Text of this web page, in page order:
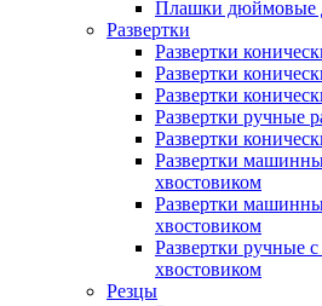
Плашки дюймовые
Развертки
Развертки
Развертки
Развертки
Развертки ручные
Развертки
Развертки
хвостовиком
Развертки
хвостовиком
Развертки ручные
хвостовиком
Резцы